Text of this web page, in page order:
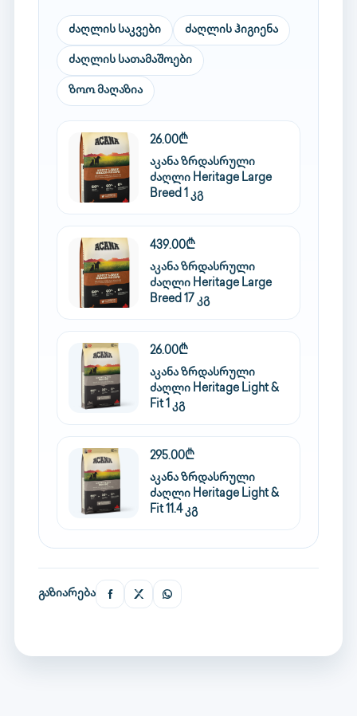
ძაღლის საკვები ძაღლის ჰიგიენა
ძაღლის სათამაშოები
ზოო მაღაზია
26.00₾
აკანა ზრდასრული
ძაღლი Heritage Large
Breed 1 კგ
439.00₾
აკანა ზრდასრული
ძაღლი Heritage Large
Breed 17 კგ
26.00₾
აკანა ზრდასრული
ძაღლი Heritage Light &
Fit 1 კგ
295.00₾
აკანა ზრდასრული
ძაღლი Heritage Light &
Fit 11.4 კგ
გაზიარება